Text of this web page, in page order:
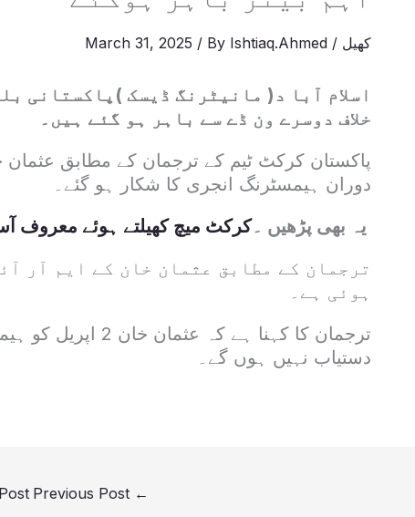
کھیل /
March 31, 2025 / By Ishtiaq.Ahmed
اسلام آبا د( مانیٹرنگ ڈیسک )پاکستانی
خلاف دوسرے ون ڈے سے باہر ہو گئے ہیں۔
پاکستان کرکٹ ٹیم کے ترجمان کے مطابق
دوران ہیمسٹرنگ انجری کا شکار ہو گئے۔
یہ بھی پڑھیں ۔کرکٹ میچ کھیلتے ہوئے معروف
ترجمان کے مطابق عثمان خان کے ایم آر
ہوئی ہے۔
ترجمان کا کہنا ہے
دستیاب نہیں ہوں گے۔
←